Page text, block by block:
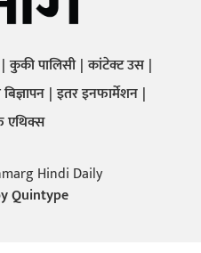
कुकी पालिसी कांटेक्ट उस
इतर इनफार्मेशन
Hindi Daily
Quintype